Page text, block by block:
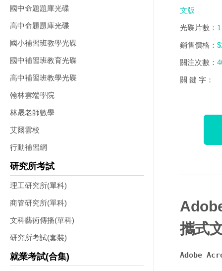
國中命題題庫光碟
高中命題題庫光碟
國小補習班教學光碟
國中補習班教育光碟
高中補習班教學光碟
翰林雲端學院
林晟老師數學
艾爾雲校
行動補習網
研究所考試
理工研究所(單科)
商管研究所(單科)
文科藝術傳播(單科)
研究所考試(套裝)
就業考試(合集)
文版
光碟片數： 1
銷售價格：
關注次數：
關 鍵 字：
攜式
Adobe